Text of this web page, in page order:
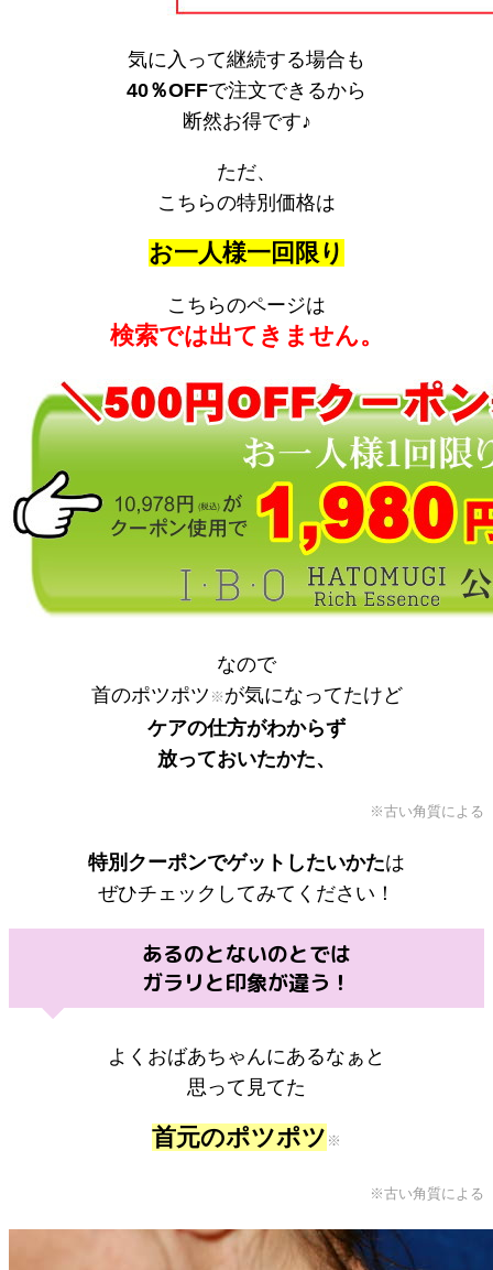
気に入って継続する場合も
40％OFFで注文できるから
断然お得です♪
ただ、
こちらの特別価格は
お一人様一回限り
こちらのページは
検索では出てきません。
なので
首のポツポツ ※ が気になってたけど
ケアの仕方がわからず
放っておいたかた、
※古い角質による
特別クーポンでゲットしたいかたは
ぜひチェックしてみてください！
あるのとないのとでは
ガラリと印象が違う！
よくおばあちゃんにあるなぁと
思って見てた
首元のポツポツ ※
※古い角質による